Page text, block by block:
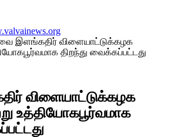
இளங்கதிர் விளையாட்டுக்கழக
திறந்து வைக்கப்பட்டது
விளையாட்டுக்கழக
உத்தியோகபூர்வமாக